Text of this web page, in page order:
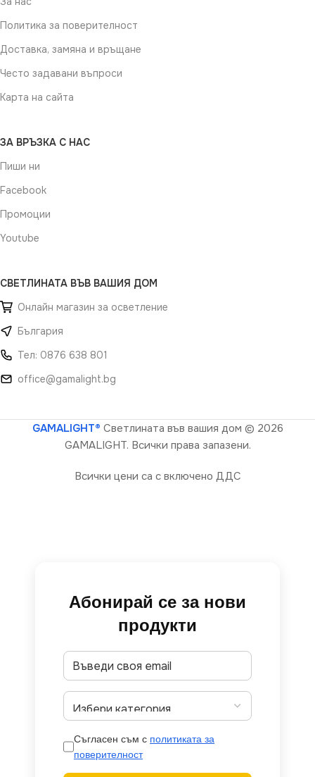
Политика за поверителност
Доставка, замяна и връщане
Често задавани въпроси
Карта на сайта
ЗА ВРЪЗКА С НАС
Пиши ни
Facebook
Промоции
Youtube
СВЕТЛИНАТА ВЪВ ВАШИЯ ДОМ
Онлайн магазин за осветление
България
Тел: 0876 638 801
office@gamalight.bg
GAMALIGHT® Светлината във вашия дом © 2026
GAMALIGHT. Всички права запазени.
Всички цени са с включено ДДС
Абонирай се за нови
продукти
Съгласен съм с политиката за
поверителност